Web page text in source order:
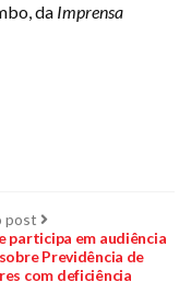
da Imprensa
post Próximo
post:
participa em audiência
Previdência de
com deficiência